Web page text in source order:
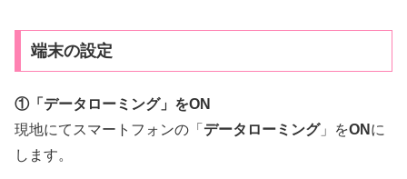
端末の設定
①「データローミング」をON
現地にてスマートフォンの「 データローミング」をON に
します。